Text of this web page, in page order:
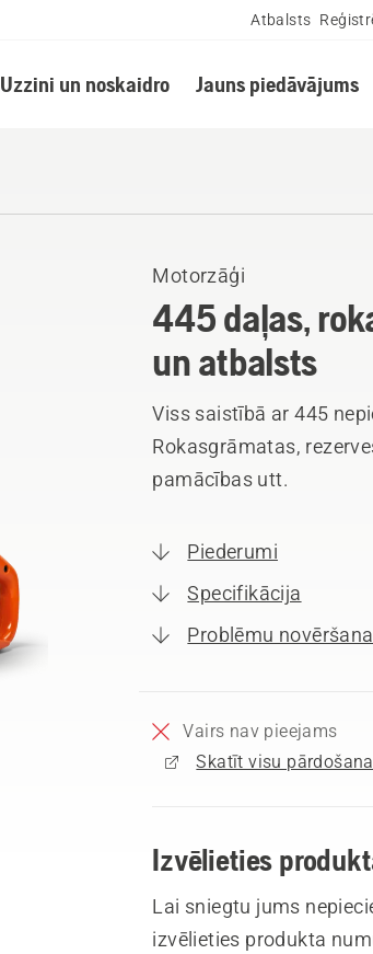
Atbalsts
Uzzini un noskaidro Jauns piedāvājums
Motorzāģi
445 daļas,
un atbalsts
Viss saistībā ar 445
Rokasgrāmatas,
pamācības utt.
Piederumi
Specifikācija
Problēmu
Vairs nav pieejams
Izvēlieties
Lai sniegtu jums
izvēlieties produkta